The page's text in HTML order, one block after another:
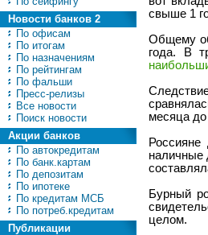
Новости банков 2
По офисам
По итогам
По назначениям
По рейтингам
По фальши
Пресс-релизы
Все новости
Поиск новости
Акции банков
По автокредитам
По банк.картам
По депозитам
По ипотеке
По кредитам МСБ
По потреб.кредитам
Публикации
свыше 1
Общему
года. В
месяца
наличные
Бурный
целом.